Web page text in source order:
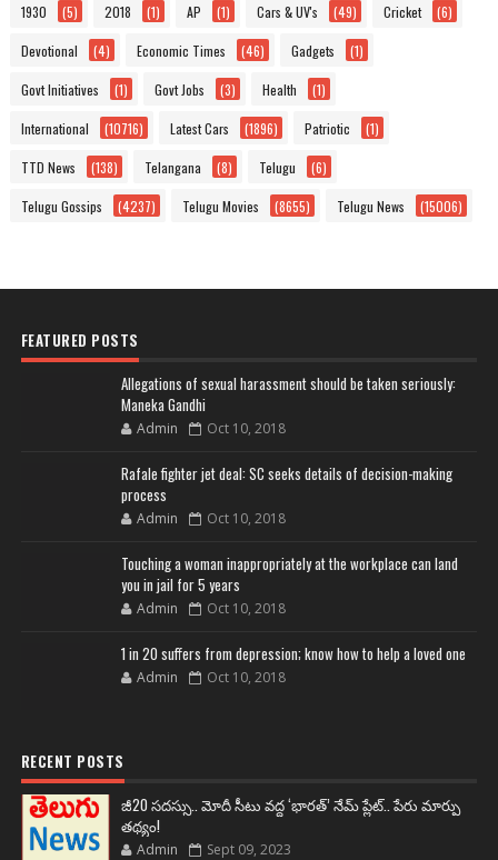
1930 (5) 2018 (1) AP (1) Cars & UV's (49) Cricket (6)
Devotional (4) Economic Times (46) Gadgets (1)
Govt Initiatives (1) Govt Jobs (3) Health (1)
International (10716) Latest Cars (1896) Patriotic (1)
TTD News (138) Telangana (8) Telugu (6)
Telugu Gossips (4237) Telugu Movies (8655) Telugu News (15006)
FEATURED POSTS
Allegations of sexual harassment should be taken seriously:
Maneka Gandhi
Admin Oct 10, 2018
Rafale fighter jet deal: SC seeks details of decision-making
process
Admin Oct 10, 2018
Touching a woman inappropriately at the workplace can land
you in jail for 5 years
Admin Oct 10, 2018
1 in 20 suffers from depression; know how to help a loved one
Admin Oct 10, 2018
RECENT POSTS
జీ20 సదస్సు.. మోదీ సీటు వద్ద ‘భారత్’ నేమ్ ప్లేట్‌.. పేరు మార్పు
తథ్యం!
Admin Sept 09, 2023